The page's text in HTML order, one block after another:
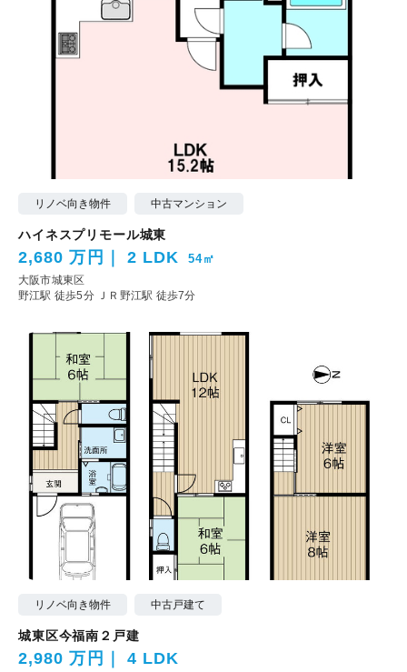
リノベ向き物件 中古マンション
ハイネスプリモール城東
2,680 万円 2 LDK 54㎡
大阪市城東区
野江駅 徒歩5分 ＪＲ野江駅 徒歩7分
リノベ向き物件 中古戸建て
城東区今福南２戸建
2,980 万円 4 LDK